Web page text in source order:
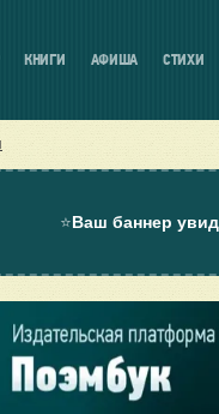
КНИГИ АФИША СТИХИ
⭐Ваш баннер